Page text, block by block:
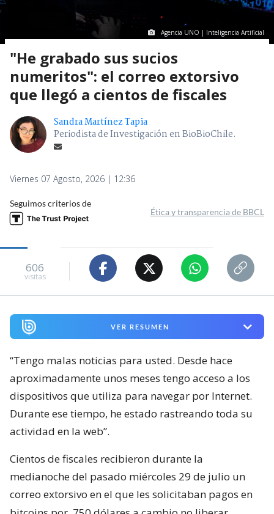
Agencia UNO | Inteligencia Artificial
"He grabado sus sucios
numeritos": el correo extorsivo
que llegó a cientos de fiscales
Sandra Martínez Tapia
Periodista de Investigación en BioBioChile.
Viernes 07 Agosto, 2026 | 12:36
Seguimos criterios de
Ética y transparencia de BBCL
606
visitas
VER RESUMEN
“Tengo malas noticias para usted. Desde hace
aproximadamente unos meses tengo acceso a los
dispositivos que utiliza para navegar por Internet.
Durante ese tiempo, he estado rastreando toda su
actividad en la web”.
Cientos de fiscales recibieron durante la
medianoche del pasado miércoles 29 de julio un
correo extorsivo en el que les solicitaban pagos en